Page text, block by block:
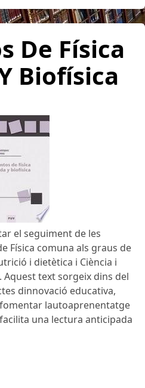
De Física
Biofísica
el seguiment de les
Física comuna als graus de
i dietètica i Ciència i
text sorgeix dins del
dinnovació educativa,
lautoaprenentatge
una lectura anticipada